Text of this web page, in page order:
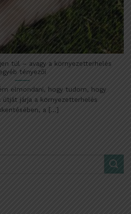
túl – avagy a környezetterhelés
tényezői
elmondani, hogy tudom, hogy
útját járja a környezetterhelés
a [...]